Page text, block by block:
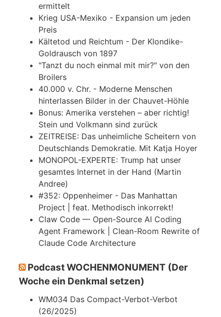
ermittelt
Krieg USA-Mexiko - Expansion um jeden
Preis
Kältetod und Reichtum - Der Klondike-
Goldrausch von 1897
"Tanzt du noch einmal mit mir?" von den
Broilers
40.000 v. Chr. - Moderne Menschen
hinterlassen Bilder in der Chauvet-Höhle
Bonus: Amerika verstehen – aber richtig!
Stein und Volkmann sind zurück
ZEITREISE: Das unheimliche Scheitern von
Deutschlands Demokratie. Mit Katja Hoyer
MONOPOL-EXPERTE: Trump hat unser
gesamtes Internet in der Hand (Martin
Andree)
#352: Oppenheimer - Das Manhattan
Project | feat. Methodisch inkorrekt!
Claw Code — Open-Source AI Coding
Agent Framework | Clean-Room Rewrite of
Claude Code Architecture
Podcast WOCHENMONUMENT (Der
Woche ein Denkmal setzen)
WM034 Das Compact-Verbot-Verbot
(26/2025)